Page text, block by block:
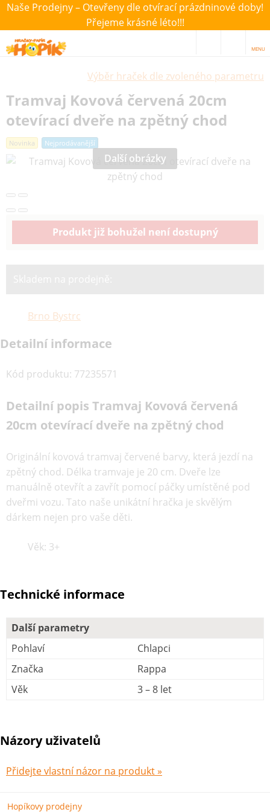
Naše Prodejny – Otevřeny dle otvírací prázdninové doby!
Přejeme krásné léto!!!
MENU
Výběr hraček dle zvoleného parametru
Tramvaj Kovová červená 20cm
otevírací dveře na zpětný chod
Novinka Nejprodávanější
Další obrázky
Produkt již bohužel není dostupný
Brno Bystrc
Detailní informace
Kód produktu: 77235571
Detailní popis Tramvaj Kovová červená
20cm otevírací dveře na zpětný chod
Originální kovová tramvaj červené barvy, která jezdí na
zpětný chod. Délka tramvaje je 20 cm. Dveře lze
manuálně otevřít a zavřít pomocí páčky umístěné pod
dveřmi vozu. Tato naše unikátní hračka je skvělým
dárkem nejen pro vaše děti.
Věk: 3+
Technické informace
Další parametry
Pohlaví
Chlapci
Značka
Rappa
Věk
3 – 8 let
Názory uživatelů
Přidejte vlastní názor na produkt »
Hopíkovy prodejny